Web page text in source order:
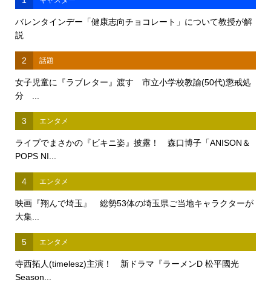
バレンタインデー「健康志向チョコレート」について教授が解
説
2 話題
女子児童に『ラブレター』渡す 市立小学校教諭(50代)懲戒処
分 ...
3 エンタメ
ライブでまさかの『ビキニ姿』披露！ 森口博子「ANISON＆
POPS NI...
4 エンタメ
映画『翔んで埼玉』 総勢53体の埼玉県ご当地キャラクターが
大集...
5 エンタメ
寺西拓人(timelesz)主演！ 新ドラマ『ラーメンD 松平國光
Season...